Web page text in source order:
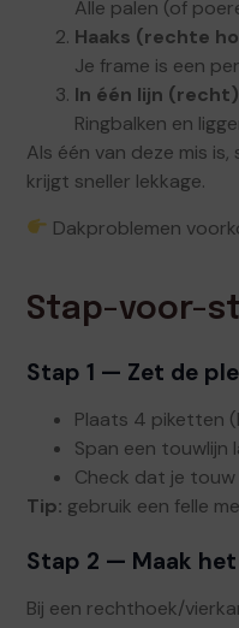
Alle palen (of
Haaks (rechte
Je frame is een
In één lijn (recht)
Ringbalken en
Als één van deze mis
krijgt sneller lekkage.
Dakproblemen
Stap-voor-
Stap 1 — Zet de
Plaats 4 piketten
Span een touwlijn
Check dat je
Tip: gebruik een felle
Stap 2 — Maak
Bij een rechthoek/